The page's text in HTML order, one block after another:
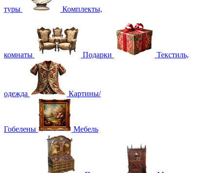
туры Комплекты,
комнаты Подарки Текстиль,
одежда Картины/
Гобелены Мебель